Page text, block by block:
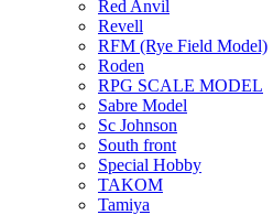
Red Anvil
Revell
RFM (Rye Field Model)
Roden
RPG SCALE MODEL
Sabre Model
Sc Johnson
South front
Special Hobby
TAKOM
Tamiya